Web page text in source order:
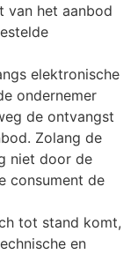
van het aanbod
elektronische
ondernemer
de ontvangst
Zolang de
niet door de
consument de
tot stand komt,
en